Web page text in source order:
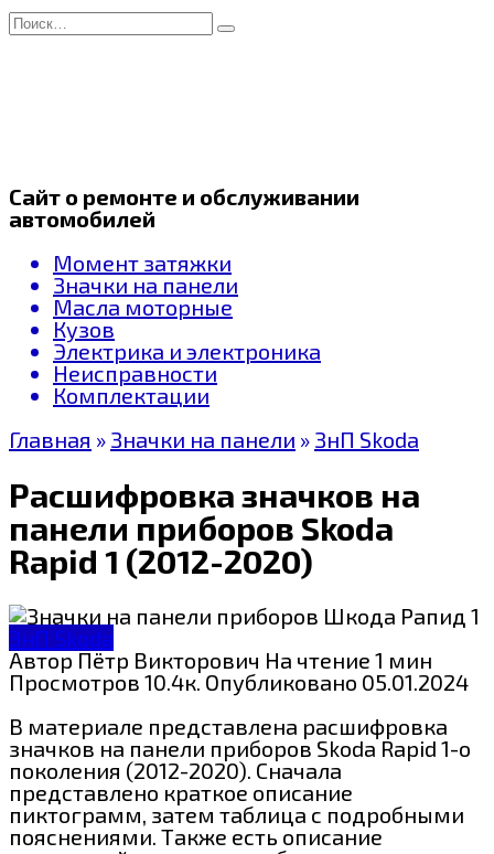
Перейти
к
Search
for:
Сайт о ремонте и обслуживании
автомобилей
Момент затяжки
Значки на панели
Масла моторные
Кузов
Электрика и электроника
Неисправности
Комплектации
Главная » Значки на панели » ЗнП Skoda
Расшифровка значков на
панели приборов Skoda
Rapid 1 (2012-2020)
ЗнП Skoda
АвторПётр Викторович На чтение 1 мин
Просмотров 10.4к. Опубликовано 05.01.2024
В материале представлена расшифровка
значков на панели приборов Skoda Rapid 1-о
поколения (2012-2020). Сначала
представлено краткое описание
пиктограмм, затем таблица с подробными
пояснениями. Также есть описание